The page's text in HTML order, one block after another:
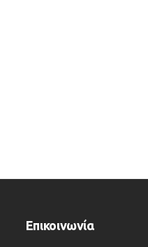
Επικοινωνία